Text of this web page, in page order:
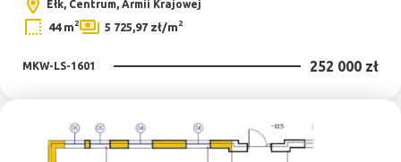
Ełk, Centrum, Armii Krajowej
44 m2 5 725,97 zł/m2
MKW-LS-1601 252 000 zł